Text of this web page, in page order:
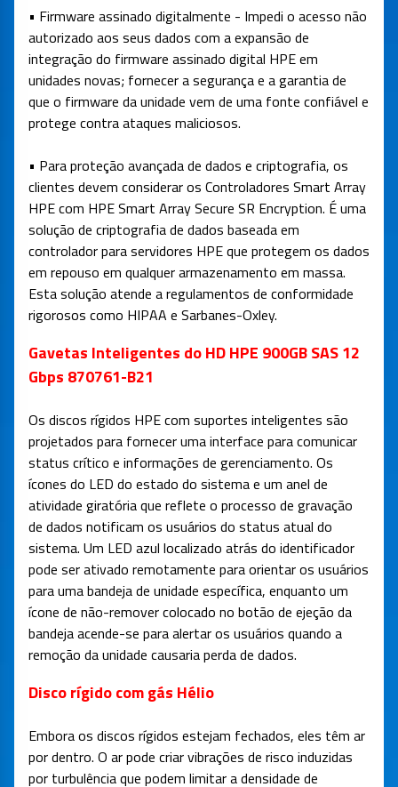
• Firmware assinado digitalmente - Impedi o acesso não
autorizado aos seus dados com a expansão de
integração do firmware assinado digital HPE em
unidades novas; fornecer a segurança e a garantia de
que o firmware da unidade vem de uma fonte confiável e
protege contra ataques maliciosos.
• Para proteção avançada de dados e criptografia, os
clientes devem considerar os Controladores Smart Array
HPE com HPE Smart Array Secure SR Encryption. É uma
solução de criptografia de dados baseada em
controlador para servidores HPE que protegem os dados
em repouso em qualquer armazenamento em massa.
Esta solução atende a regulamentos de conformidade
rigorosos como HIPAA e Sarbanes-Oxley.
Gavetas Inteligentes do HD HPE 900GB SAS 12
Gbps 870761-B21
Os discos rígidos HPE com suportes inteligentes são
projetados para fornecer uma interface para comunicar
status crítico e informações de gerenciamento. Os
ícones do LED do estado do sistema e um anel de
atividade giratória que reflete o processo de gravação
de dados notificam os usuários do status atual do
sistema. Um LED azul localizado atrás do identificador
pode ser ativado remotamente para orientar os usuários
para uma bandeja de unidade específica, enquanto um
ícone de não-remover colocado no botão de ejeção da
bandeja acende-se para alertar os usuários quando a
remoção da unidade causaria perda de dados.
Disco rígido com gás Hélio
Embora os discos rígidos estejam fechados, eles têm ar
por dentro. O ar pode criar vibrações de risco induzidas
por turbulência que podem limitar a densidade de